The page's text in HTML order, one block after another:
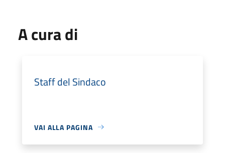
A cura di
Staff del Sindaco
VAI ALLA PAGINA